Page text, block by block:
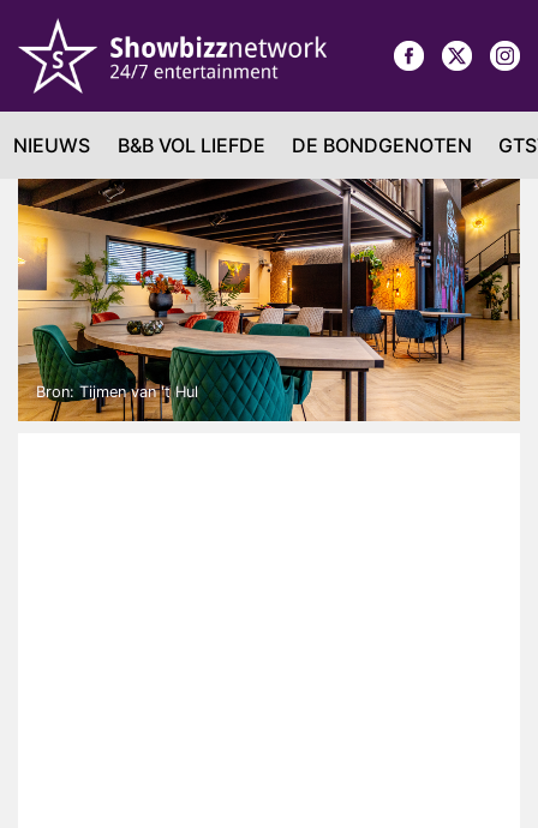
NIEUWS B&B VOL LIEFDE DE BONDGENOTEN
Bron: Tijmen van 't Hul